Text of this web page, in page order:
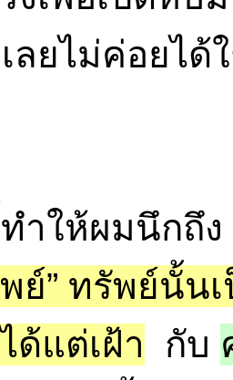
ยไม่ค่อยได้
ให้ผมนึกถึง
ย์” ทรัพย์นั้น
ด้แต่เฝ้า กับ